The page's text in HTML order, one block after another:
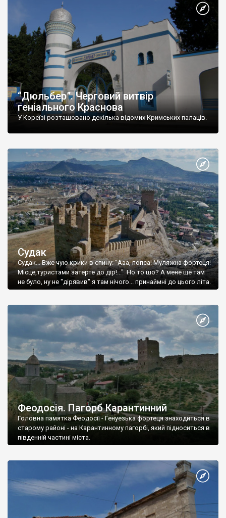
“Дюльбер”. Черговий витвір
геніального Краснова
У Кореїзі розташовано декілька відомих Кримських палаців.
Судак
Судак... Вже чую крики в спину: "Ааа, попса! Муляжна фортеця!
Місце,туристами затерте до дір!..." Но то шо? А мене ще там
не було, ну не "дірявив" я там нічого... принаймні до цього літа.
Феодосія. Пагорб Карантинний
Головна памятка Феодосії - Генуезька фортеця знаходиться в
старому районі - на Карантинному пагорбі, який підноситься в
південній частині міста.